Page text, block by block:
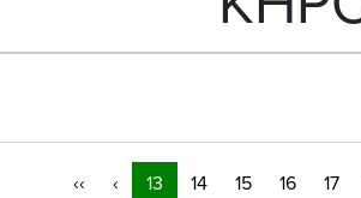
‹‹ ‹ 13 14 15 16 17